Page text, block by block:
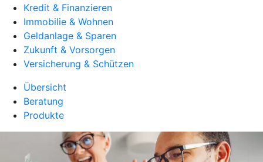
Kredit & Finanzieren
Immobilie & Wohnen
Geldanlage & Sparen
Zukunft & Vorsorgen
Versicherung & Schützen
Übersicht
Beratung
Produkte